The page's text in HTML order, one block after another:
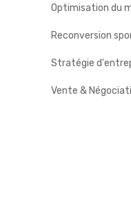
Optimisation du
Reconversion
Stratégie
Vente &